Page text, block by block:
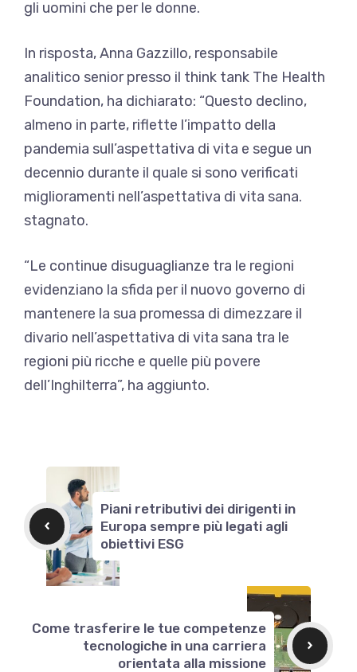
gli uomini che per le donne.
In risposta, Anna Gazzillo, responsabile
analitico senior presso il think tank The Health
Foundation, ha dichiarato: “Questo declino,
almeno in parte, riflette l’impatto della
pandemia sull’aspettativa di vita e segue un
decennio durante il quale si sono verificati
miglioramenti nell’aspettativa di vita sana.
stagnato.
“Le continue disuguaglianze tra le regioni
evidenziano la sfida per il nuovo governo di
mantenere la sua promessa di dimezzare il
divario nell’aspettativa di vita sana tra le
regioni più ricche e quelle più povere
dell’Inghilterra”, ha aggiunto.
Piani retributivi dei dirigenti in
Europa sempre più legati agli
obiettivi ESG
Come trasferire le tue competenze
tecnologiche in una carriera
orientata alla missione